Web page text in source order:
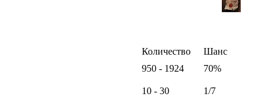
Количество
Шанс
950 - 1924
70%
10 - 30
1/7